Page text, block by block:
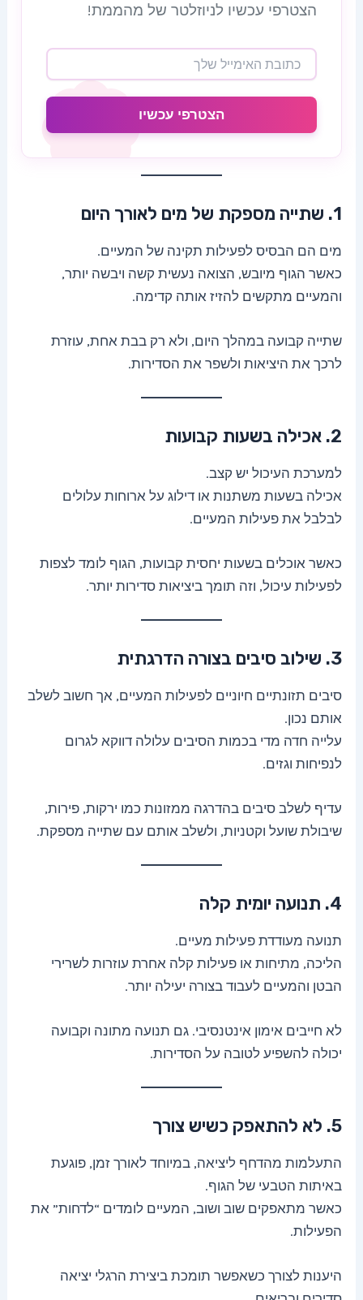
הצטרפי עכשיו לניוזלטר של מהממת!
הצטרפי עכשיו
1. שתייה מספקת של מים לאורך היום
מים הם הבסיס לפעילות תקינה של המעיים.
כאשר הגוף מיובש, הצואה נעשית קשה ויבשה יותר,
והמעיים מתקשים להזיז אותה קדימה.
שתייה קבועה במהלך היום, ולא רק בבת אחת, עוזרת
לרכך את היציאות ולשפר את הסדירות.
2. אכילה בשעות קבועות
למערכת העיכול יש קצב.
אכילה בשעות משתנות או דילוג על ארוחות עלולים
לבלבל את פעילות המעיים.
כאשר אוכלים בשעות יחסית קבועות, הגוף לומד לצפות
לפעילות עיכול, וזה תומך ביציאות סדירות יותר.
3. שילוב סיבים בצורה הדרגתית
סיבים תזונתיים חיוניים לפעילות המעיים, אך חשוב לשלב
אותם נכון.
עלייה חדה מדי בכמות הסיבים עלולה דווקא לגרום
לנפיחות וגזים.
עדיף לשלב סיבים בהדרגה ממזונות כמו ירקות, פירות,
שיבולת שועל וקטניות, ולשלב אותם עם שתייה מספקת.
4. תנועה יומית קלה
תנועה מעודדת פעילות מעיים.
הליכה, מתיחות או פעילות קלה אחרת עוזרות לשרירי
הבטן והמעיים לעבוד בצורה יעילה יותר.
לא חייבים אימון אינטנסיבי. גם תנועה מתונה וקבועה
יכולה להשפיע לטובה על הסדירות.
5. לא להתאפק כשיש צורך
התעלמות מהדחף ליציאה, במיוחד לאורך זמן, פוגעת
באיתות הטבעי של הגוף.
כאשר מתאפקים שוב ושוב, המעיים לומדים “לדחות” את
הפעילות.
היענות לצורך כשאפשר תומכת ביצירת הרגלי יציאה